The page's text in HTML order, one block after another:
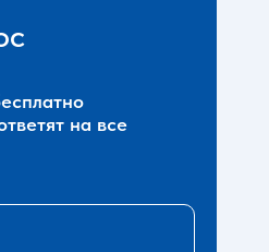
на все